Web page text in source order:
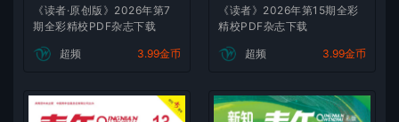
《读者·原创版》2026年第7
期全彩精校PDF杂志下载
超频 3.99金币
《读者》2026年第15期全彩
精校PDF杂志下载
超频 3.99金币